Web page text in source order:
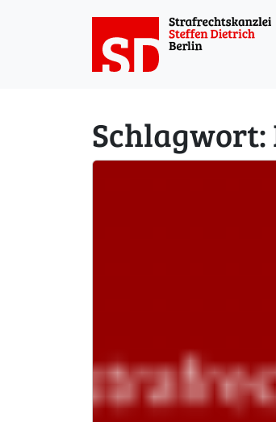
Schlagwort: